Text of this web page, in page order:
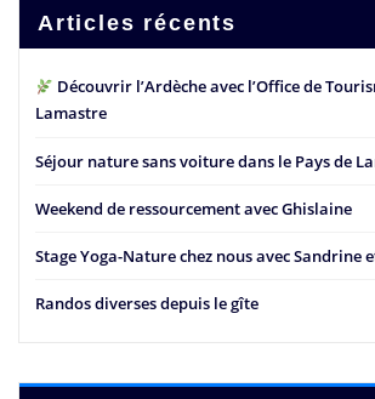
Articles récents
Découvrir l’Ardèche avec l’Office de
Lamastre
Séjour nature sans voiture dans le Pays de
Weekend de ressourcement avec Ghislaine
Stage Yoga-Nature chez nous avec Sandrine
Randos diverses depuis le gîte